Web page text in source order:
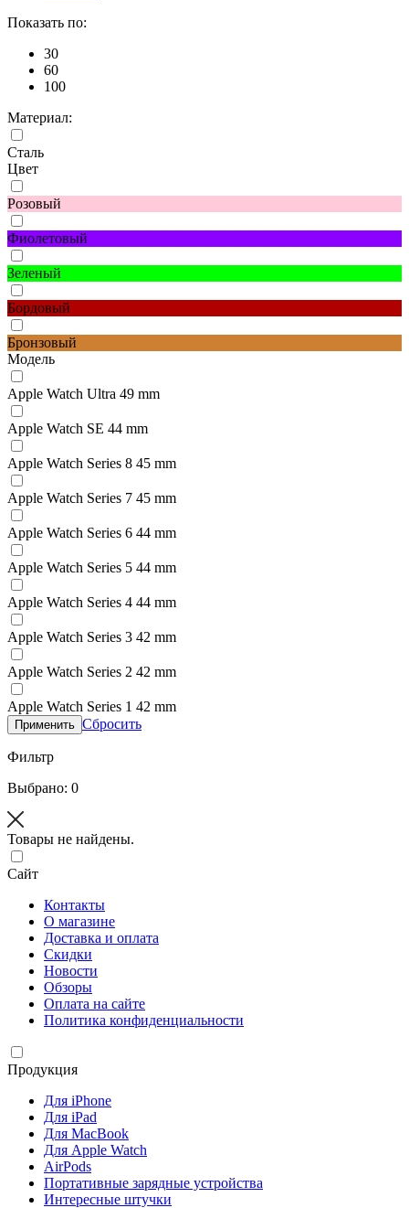
Показать по:
30
60
100
Материал:
Сталь
Цвет
Розовый
Фиолетовый
Зеленый
Бордовый
Бронзовый
Модель
Apple Watch Ultra 49 mm
Apple Watch SE 44 mm
Apple Watch Series 8 45 mm
Apple Watch Series 7 45 mm
Apple Watch Series 6 44 mm
Apple Watch Series 5 44 mm
Apple Watch Series 4 44 mm
Apple Watch Series 3 42 mm
Apple Watch Series 2 42 mm
Apple Watch Series 1 42 mm
Применить Сбросить
Фильтр
Выбрано: 0
Товары не найдены.
Сайт
Контакты
О магазине
Доставка и оплата
Скидки
Новости
Обзоры
Оплата на сайте
Политика конфиденциальности
Продукция
Для iPhone
Для iPad
Для MacBook
Для Apple Watch
AirPods
Портативные зарядные устройства
Интересные штучки